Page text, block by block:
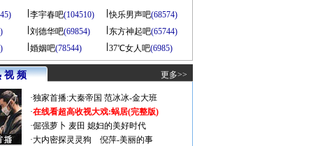
李宇春吧(104510) 快乐男声吧(68574)
刘德华吧(69854) 东方神起吧(65744)
婚姻吧(78544) 37℃女人吧(6985)
视 频 更多>>
·独家首播:大秦帝国 范冰冰-金大班
·在线看超高收视大戏:蜗居(完整版)
·倔强萝卜 麦田 媳妇的美好时代
·大内密探灵灵狗
倪萍-美丽的事